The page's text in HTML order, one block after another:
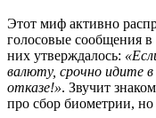
Этот миф активно
голосовые сообщения в
них утверждалось:
валюту, срочно идите
отказе!». Звучит
про сбор биометрии,